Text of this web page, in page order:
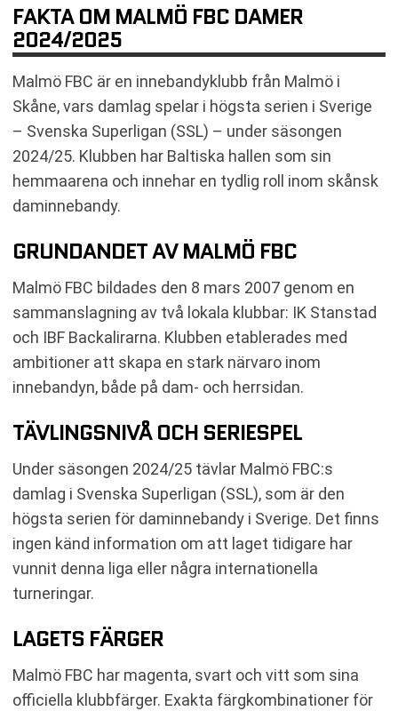
FAKTA OM MALMÖ FBC DAMER
2024/2025
Malmö FBC är en innebandyklubb från Malmö i
Skåne, vars damlag spelar i högsta serien i Sverige
– Svenska Superligan (SSL) – under säsongen
2024/25. Klubben har Baltiska hallen som sin
hemmaarena och innehar en tydlig roll inom skånsk
daminnebandy.
GRUNDANDET AV MALMÖ FBC
Malmö FBC bildades den 8 mars 2007 genom en
sammanslagning av två lokala klubbar: IK Stanstad
och IBF Backalirarna. Klubben etablerades med
ambitioner att skapa en stark närvaro inom
innebandyn, både på dam- och herrsidan.
TÄVLINGSNIVÅ OCH SERIESPEL
Under säsongen 2024/25 tävlar Malmö FBC:s
damlag i Svenska Superligan (SSL), som är den
högsta serien för daminnebandy i Sverige. Det finns
ingen känd information om att laget tidigare har
vunnit denna liga eller några internationella
turneringar.
LAGETS FÄRGER
Malmö FBC har magenta, svart och vitt som sina
officiella klubbfärger. Exakta färgkombinationer för